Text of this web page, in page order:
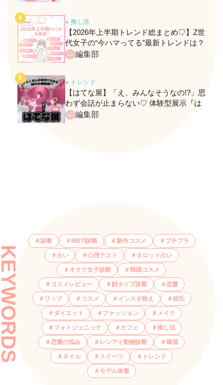
● 推し活
【2026年上半期トレンド総まとめ♡】Z世
代女子の“今ハマってる”最新トレンドは？
ネクストバズ予報もチェック♪
編集部
● トレンド
【はてな展】「え、みんなそうなの!?」思
わず会話が止まらない♡ 体験型展示『は
てな展』に行ってきたレポ
編集部
診断 MBTI診断 新作コスメ プチプラ
占い 心理テスト タロット占い
オタク女子診断 韓国コスメ
コスメレビュー 顔タイプ診断 恋愛
リップ コスメ インスタ映え 彼氏
ダイエット ファッション メイク
フォトジェニック カフェ 推し活
恋愛の悩み レンアイ動物診断 韓国
ネイル スイーツ トレンド
モデル体重